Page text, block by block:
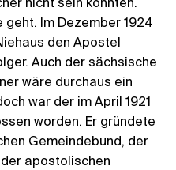
nicht sein konnten.
Im Dezember 1924
den Apostel
Auch der sächsische
wäre durchaus ein
war der im April 1921
worden. Er gründete
Gemeindebund, der
apostolischen